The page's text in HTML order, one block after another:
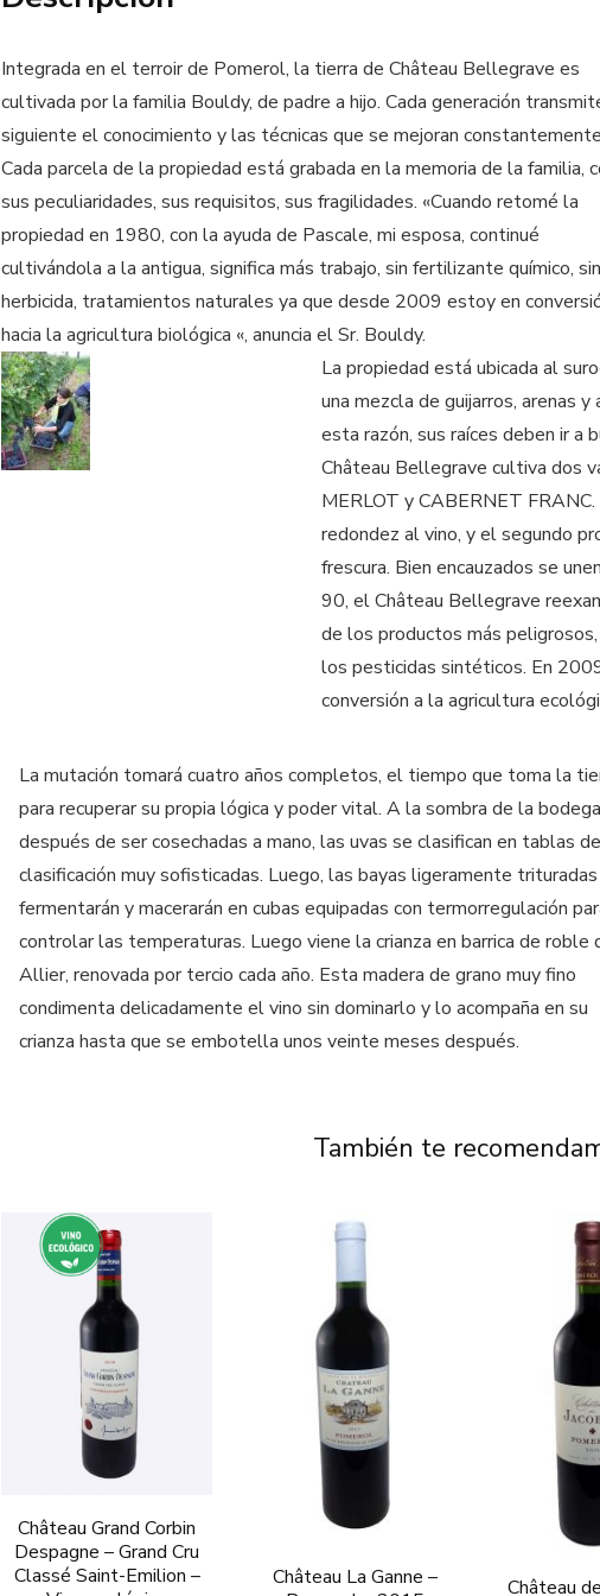
Integrada en el terroir de Pomerol, la tierra de Château Bellegrave es
cultivada por la familia Bouldy, de padre a hijo. Cada generación
siguiente el conocimiento y las técnicas que se mejoran
Cada parcela de la propiedad está grabada en la memoria de la familia,
sus peculiaridades, sus requisitos, sus fragilidades. «Cuando retomé la
propiedad en 1980, con la ayuda de Pascale, mi esposa, continué
cultivándola a la antigua, significa más trabajo, sin fertilizante químico, sin
herbicida, tratamientos naturales ya que desde 2009 estoy en
hacia la agricultura biológica «, anuncia el Sr. Bouldy.
La propiedad está ubicada al
una mezcla de guijarros, arenas
esta razón, sus raíces deben ir a
Château Bellegrave cultiva dos
MERLOT y CABERNET
redondez al vino, y el segundo
frescura. Bien encauzados se
90, el Château Bellegrave
de los productos más
los pesticidas sintéticos. En
conversión a la agricultura
La mutación tomará cuatro años completos, el tiempo que toma la
para recuperar su propia lógica y poder vital. A la sombra de la
después de ser cosechadas a mano, las uvas se clasifican en tablas de
clasificación muy sofisticadas. Luego, las bayas ligeramente trituradas
fermentarán y macerarán en cubas equipadas con termorregulación
controlar las temperaturas. Luego viene la crianza en barrica de roble
Allier, renovada por tercio cada año. Esta madera de grano muy fino
condimenta delicadamente el vino sin dominarlo y lo acompaña en su
crianza hasta que se embotella unos veinte meses después.
También te
Château Grand Corbin
Despagne – Grand Cru
Classé Saint-Emilion –
Château La Ganne –
Château